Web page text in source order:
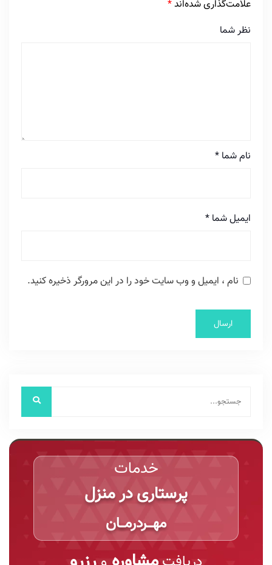
علامت‌گذاری شده‌اند*
نظر شما
نام شما *
ایمیل شما *
نام ، ایمیل و وب سایت خود را در این مرورگر ذخیره کنید.
خدمات
پرستاری در منزل
مهـــردرمـــان